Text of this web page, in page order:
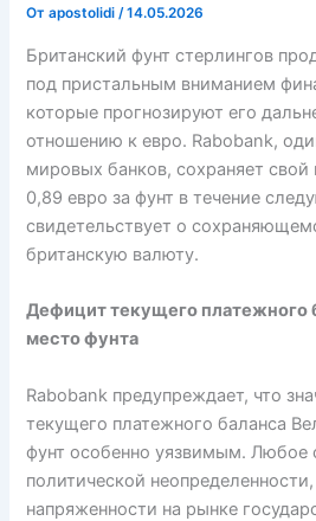
Отapostolidi/14.05.2026
Британский фунт стерлингов
под пристальным вниманием
которые прогнозируют его
отношению к евро. Rabobank,
мировых банков, сохраняет свой
0,89 евро за фунт в течение
свидетельствует о
британскую валюту.
Дефицит текущего платежного
место фунта
Rabobank предупреждает, что
текущего платежного баланса
фунт особенно уязвимым. Любое
политической
напряженности на рынке